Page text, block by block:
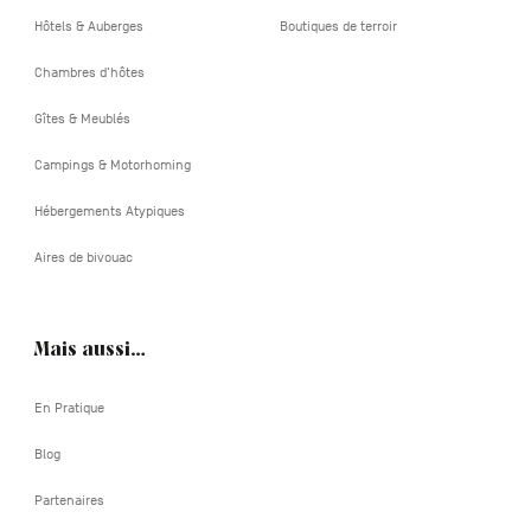
Hôtels & Auberges
Chambres d'hôtes
Gîtes & Meublés
Campings & Motorhoming
Hébergements Atypiques
Aires de bivouac
Boutiques de terroir
Mais aussi…
En Pratique
Blog
Partenaires